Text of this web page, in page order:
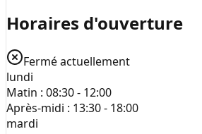
Horaires d'ouverture
Fermé actuellement
lundi
Matin : 08:30 - 12:00
Après-midi : 13:30 - 18:00
mardi